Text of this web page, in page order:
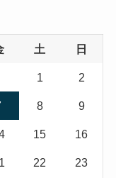
土 日
1 2
8 9
15 16
22 23